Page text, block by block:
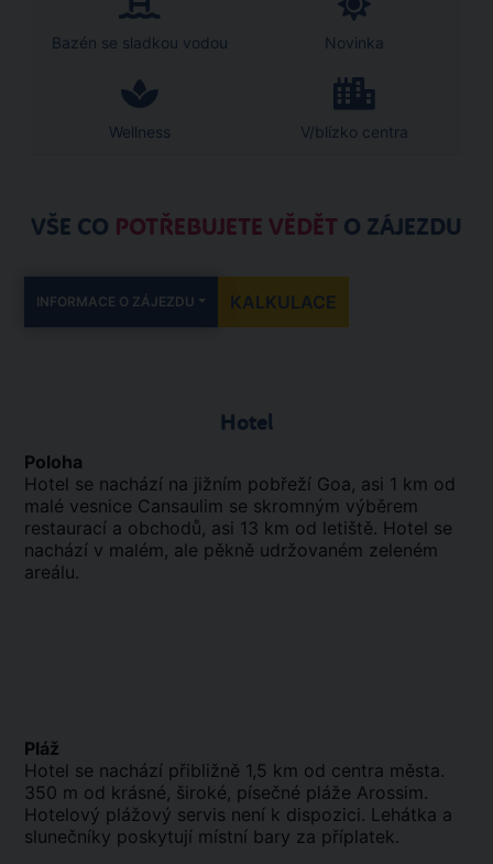
Bazén se sladkou vodou Novinka
Wellness V/blízko centra
VŠE CO POTŘEBUJETE VĚDĚT O ZÁJEZDU
INFORMACE O ZÁJEZDU KALKULACE
Hotel
Poloha
Hotel se nachází na jižním pobřeží Goa, asi 1 km od
malé vesnice Cansaulim se skromným výběrem
restaurací a obchodů, asi 13 km od letiště. Hotel se
nachází v malém, ale pěkně udržovaném zeleném
areálu.
Pláž
Hotel se nachází přibližně 1,5 km od centra města.
350 m od krásné, široké, písečné pláže Arossim.
Hotelový plážový servis není k dispozici. Lehátka a
slunečníky poskytují místní bary za příplatek.